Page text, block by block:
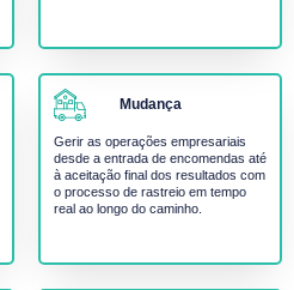
Mudança
Gerir as operações empresariais
desde a entrada de encomendas até
à aceitação final dos resultados com
o processo de rastreio em tempo
real ao longo do caminho.